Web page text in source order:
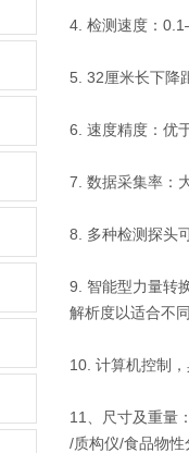
4. 检测速度：
5. 32厘米长下降
6. 速度精度：优
7. 数据采集率：
8. 多种检测探头
9. 智能型力量转
解析度以适合不
10. 计算机控制
11、尺寸及重量
/质构仪/食品物